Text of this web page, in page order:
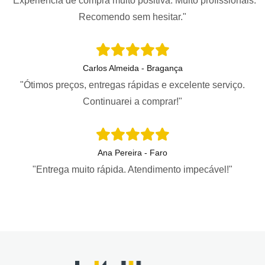
Recomendo sem hesitar."
Carlos Almeida - Bragança
"Ótimos preços, entregas rápidas e excelente serviço.
Continuarei a comprar!"
Ana Pereira - Faro
"Entrega muito rápida. Atendimento impecável!"